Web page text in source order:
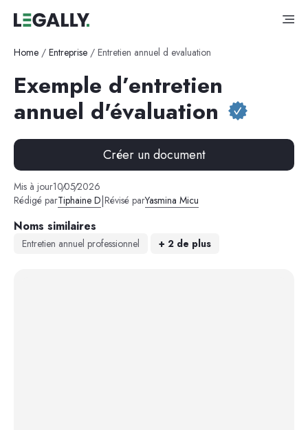
Home / Entreprise / Entretien annuel d evaluation
Exemple d’entretien
annuel d'évaluation
Créer un document
Mis à jour10/05/2026
Rédigé parTiphaine D|Révisé parYasmina Micu
Noms similaires
Entretien annuel professionnel + 2 de plus